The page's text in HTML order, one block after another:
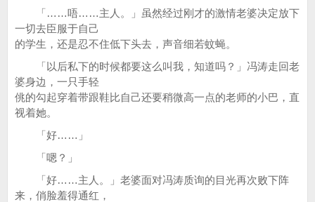
「……唔……主人。」虽然经过刚才的激情老婆决定放下
一切去臣服于自己
的学生，还是忍不住低下头去，声音细若蚊蝇。
「以后私下的时候都要这么叫我，知道吗？」冯涛走回老
婆身边，一只手轻
佻的勾起穿着带跟鞋比自己还要稍微高一点的老师的小巴，直
视着她。
「好……」
「嗯？」
「好……主人。」老婆面对冯涛质询的目光再次败下阵
来，俏脸羞得通红，